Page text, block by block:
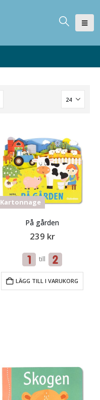
Kartonnage
På gården
239 kr
till
LÄGG TILL I VARUKORG